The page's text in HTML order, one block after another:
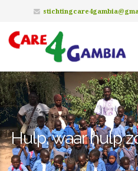
Hulp, waar hulp